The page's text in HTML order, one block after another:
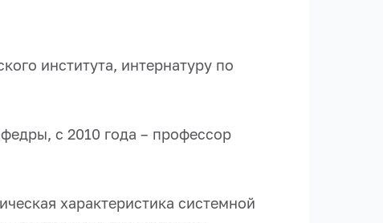
института, интернатуру по
с 2010 года – профессор
характеристика системной